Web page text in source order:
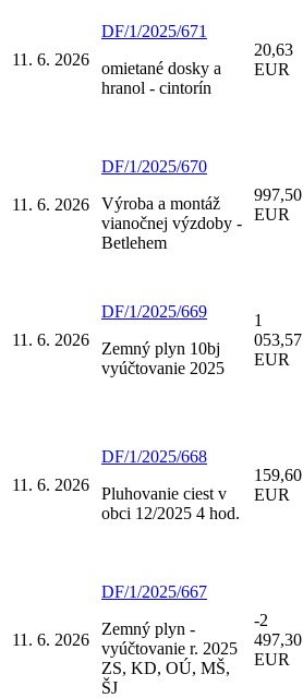
11. 6. 2026
DF/1/2025/671
omietané dosky a
hranol - cintorín
20,63
EUR
11. 6. 2026
DF/1/2025/670
Výroba a montáž
vianočnej výzdoby -
Betlehem
997,50
EUR
11. 6. 2026
DF/1/2025/669
Zemný plyn 10bj
vyúčtovanie 2025
1
053,57
EUR
11. 6. 2026
DF/1/2025/668
Pluhovanie ciest v
obci 12/2025 4 hod.
159,60
EUR
11. 6. 2026
DF/1/2025/667
Zemný plyn -
vyúčtovanie r. 2025
ZS, KD, OÚ, MŠ,
ŠJ
-2
497,30
EUR